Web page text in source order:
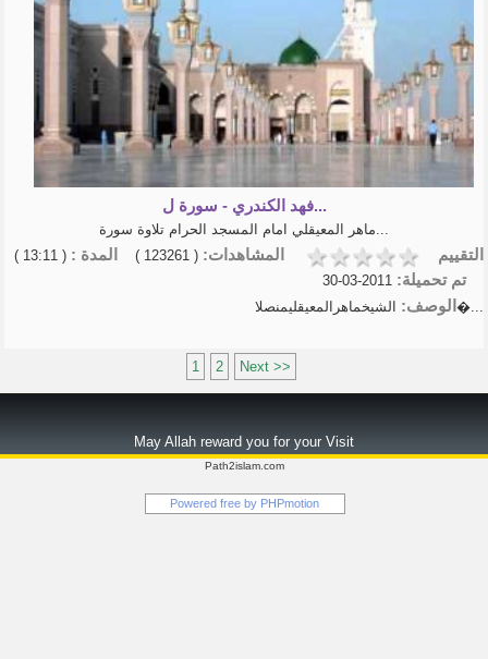
فهد الكندري - سورة ل...
التقييم المشاهدات: ( 123261 ) المدة : ( 13:11 )
تم تحميلة:
الوصف: الشيخماهرالمعيقليمنصلا�...
1 2 Next >>
May Allah reward you for your Visit
Path2islam.com
Powered free by PHPmotion